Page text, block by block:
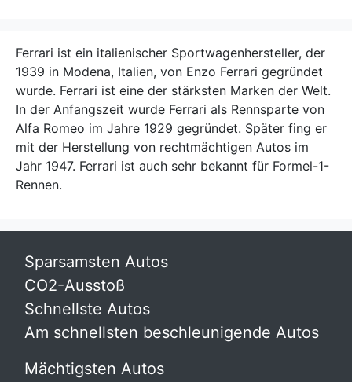
Ferrari ist ein italienischer Sportwagenhersteller, der
1939 in Modena, Italien, von Enzo Ferrari gegründet
wurde. Ferrari ist eine der stärksten Marken der Welt.
In der Anfangszeit wurde Ferrari als Rennsparte von
Alfa Romeo im Jahre 1929 gegründet. Später fing er
mit der Herstellung von rechtmächtigen Autos im
Jahr 1947. Ferrari ist auch sehr bekannt für Formel-1-
Rennen.
Sparsamsten Autos
CO2-Ausstoß
Schnellste Autos
Am schnellsten beschleunigende Autos
Mächtigsten Autos